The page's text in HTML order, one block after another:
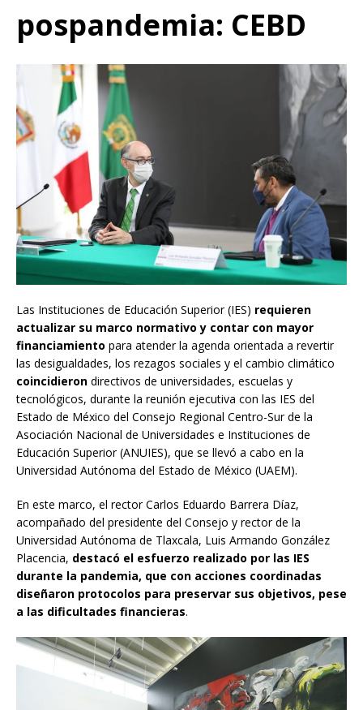
pospandemia: CEBD
Las Instituciones de Educación Superior (IES) requieren
actualizar su marco normativo y contar con mayor
financiamiento para atender la agenda orientada a revertir
las desigualdades, los rezagos sociales y el cambio climático
coincidieron directivos de universidades, escuelas y
tecnológicos, durante la reunión ejecutiva con las IES del
Estado de México del Consejo Regional Centro-Sur de la
Asociación Nacional de Universidades e Instituciones de
Educación Superior (ANUIES), que se llevó a cabo en la
Universidad Autónoma del Estado de México (UAEM).
En este marco, el rector Carlos Eduardo Barrera Díaz,
acompañado del presidente del Consejo y rector de la
Universidad Autónoma de Tlaxcala, Luis Armando González
Placencia, destacó el esfuerzo realizado por las IES
durante la pandemia, que con acciones coordinadas
diseñaron protocolos para preservar sus objetivos, pese
a las dificultades financieras.